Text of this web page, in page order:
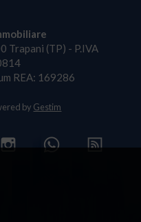
Trapani (TP) - P.IVA
REA: 169286
by Gestim